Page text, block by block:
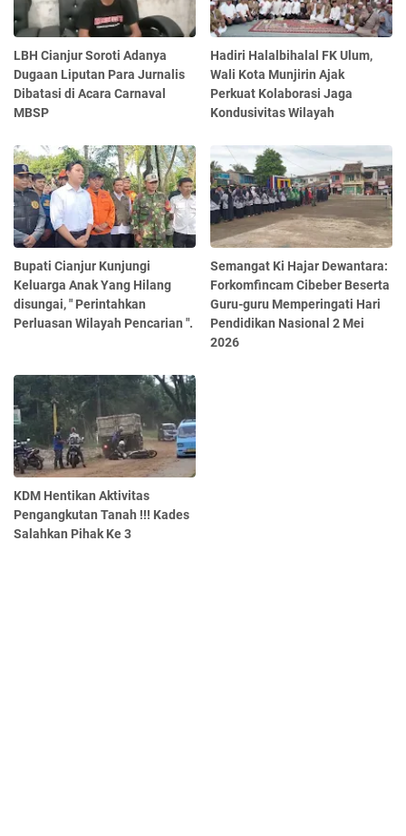
LBH Cianjur Soroti Adanya
Dugaan Liputan Para Jurnalis
Dibatasi di Acara Carnaval
MBSP
Hadiri Halalbihalal FK Ulum,
Wali Kota Munjirin Ajak
Perkuat Kolaborasi Jaga
Kondusivitas Wilayah
Bupati Cianjur Kunjungi
Keluarga Anak Yang Hilang
disungai, " Perintahkan
Perluasan Wilayah Pencarian ".
Semangat Ki Hajar Dewantara:
Forkomfincam Cibeber Beserta
Guru-guru Memperingati Hari
Pendidikan Nasional 2 Mei
2026
KDM Hentikan Aktivitas
Pengangkutan Tanah !!! Kades
Salahkan Pihak Ke 3